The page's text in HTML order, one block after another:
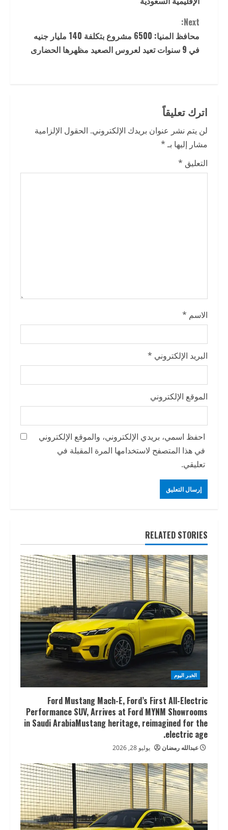
n
t
u
e
R
e
Next:
محافظ المنيا: 6500 مشروع بتكلفة 140 مليار جنيه
في 9 سنوات تعيد لعروس الصعيد مظهرها الحضارى
اترك تعليقاً
لن يتم نشر عنوان بريدك الإلكتروني. الحقول الإلزامية
مشار إليها بـ*
التعليق *
الاسم *
البريد الإلكتروني *
الموقع الإلكتروني
احفظ اسمي، بريدي الإلكتروني، والموقع الإلكتروني
في هذا المتصفح لاستخدامها المرة المقبلة في
تعليقي.
RELATED STORIES
الخبر اليوم
Ford Mustang Mach-E, Ford’s First All-Electric
Performance SUV, Arrives at Ford MYNM Showrooms
in Saudi ArabiaMustang heritage, reimagined for the
electric age.
عبدالله رمضان يوليو 28, 2026